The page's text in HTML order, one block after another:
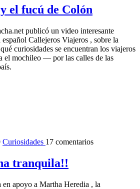
el fucú de Colón
publicó un video interesante
Callejeros Viajeros , sobre la
curiosidades se encuentran los viajeros
el mochileo — por las calles de las
Curiosidades 17 comentarios
tranquila!!
apoyo a Martha Heredia , la